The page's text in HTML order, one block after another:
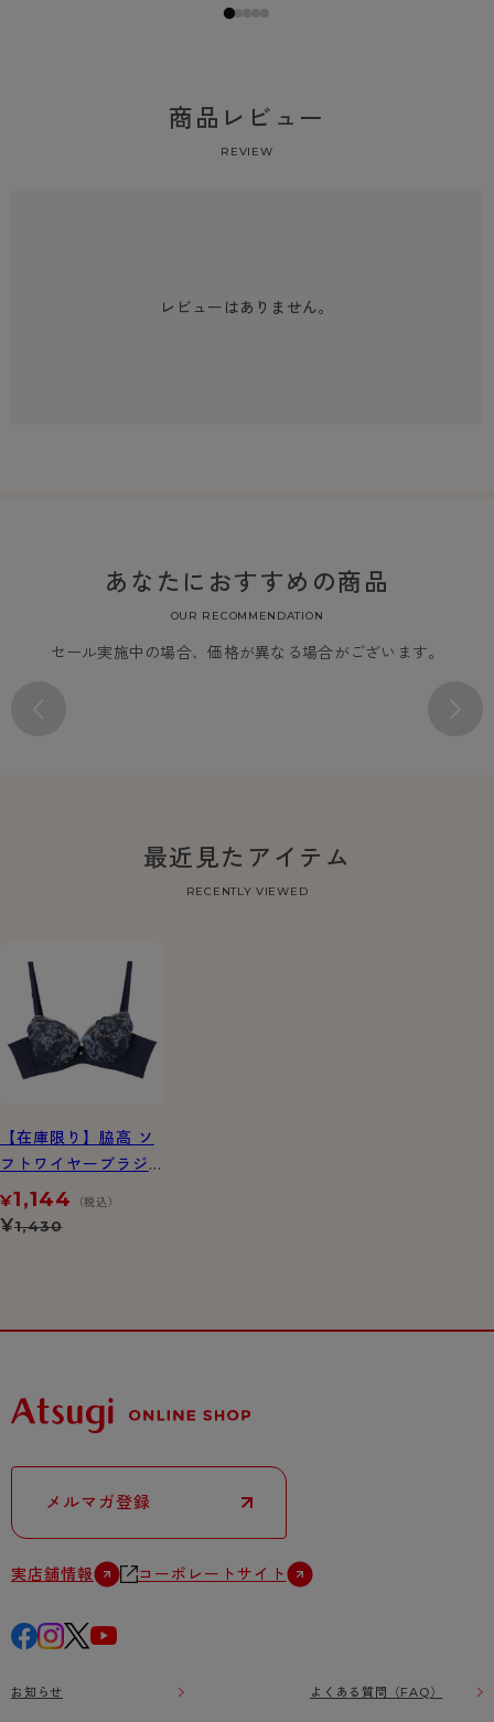
商品レビュー
REVIEW
レビューはありません。
あなたにおすすめの商品
OUR RECOMMENDATION
セール実施中の場合、価格が異なる場合がございます。
最近見たアイテム
RECENTLY VIEWED
【在庫限り】脇高 ソ
フトワイヤーブラジ
ャー［A・B・Cカッ
プ］
¥1,144 （税込）
¥1,430
メルマガ登録
実店舗情報 コーポレートサイト
お知らせ よくある質問（FAQ）